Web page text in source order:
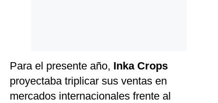
Para el presente año, Inka Crops
proyectaba triplicar sus ventas en
mercados internacionales frente al